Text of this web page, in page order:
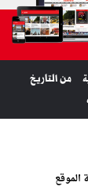
من التاريخ